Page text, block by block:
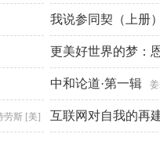
畅销全球） 米歇尔·
我说参同契（上册）
更美好世界的梦：
中和论道·第一辑
劳斯 [美] 互联网对自我的再